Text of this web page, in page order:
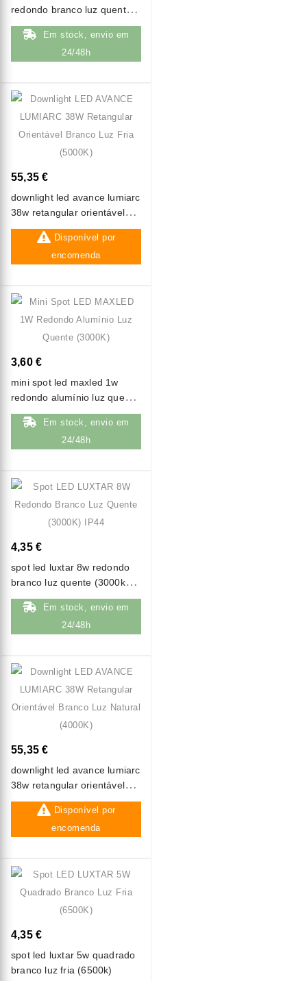
redondo branco luz quente
(3000k)
Em stock, envio em
24/48h
55,35 €
downlight led avance lumiarc
38w retangular orientável
branco luz fria (5000k)
Disponível por
encomenda
3,60 €
mini spot led maxled 1w
redondo alumínio luz quente
(3000k)
Em stock, envio em
24/48h
4,35 €
spot led luxtar 8w redondo
branco luz quente (3000k)
ip44
Em stock, envio em
24/48h
55,35 €
downlight led avance lumiarc
38w retangular orientável
branco luz natural (4000k)
Disponível por
encomenda
4,35 €
spot led luxtar 5w quadrado
branco luz fria (6500k)